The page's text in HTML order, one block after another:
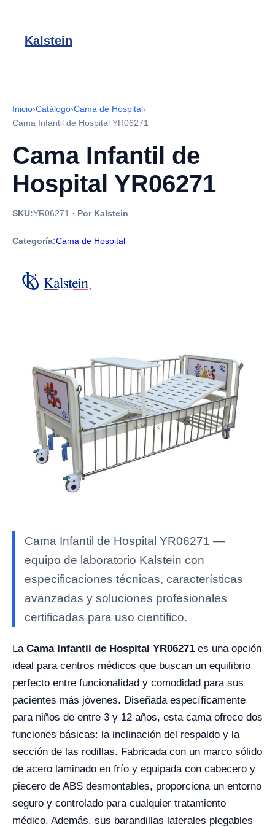
Kalstein
Inicio›Catálogo›Cama de Hospital›
Cama Infantil de Hospital YR06271
Cama Infantil de
Hospital YR06271
SKU:YR06271 · Por Kalstein
Categoría:Cama de Hospital
Cama Infantil de Hospital YR06271 —
equipo de laboratorio Kalstein con
especificaciones técnicas, características
avanzadas y soluciones profesionales
certificadas para uso científico.
La Cama Infantil de Hospital YR06271 es una opción
ideal para centros médicos que buscan un equilibrio
perfecto entre funcionalidad y comodidad para sus
pacientes más jóvenes. Diseñada específicamente
para niños de entre 3 y 12 años, esta cama ofrece dos
funciones básicas: la inclinación del respaldo y la
sección de las rodillas. Fabricada con un marco sólido
de acero laminado en frío y equipada con cabecero y
piecero de ABS desmontables, proporciona un entorno
seguro y controlado para cualquier tratamiento
médico. Además, sus barandillas laterales plegables